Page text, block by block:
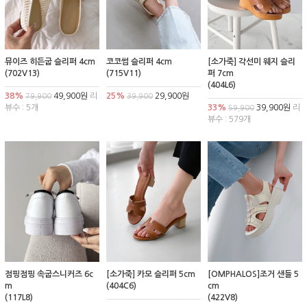
뮤이즈 히든굽 슬리퍼 4cm
(702V13)
38% 79,900 49,900원 리
뷰수 : 5개
코코썸 슬리퍼 4cm
(715V11)
25% 39,90029,900원
[소가죽] 각선미 웨지 슬리
퍼 7cm
(404L6)
33% 59,90039,900원 리
뷰수 : 579개
점핑점핑 속굽스니커즈 6c
m
(117L8)
[소가죽] 카모 슬리퍼 5cm
(404C6)
[OMPHALOS]조거 샌들 5
cm
(422V8)